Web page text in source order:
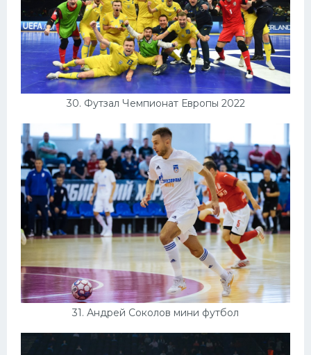
30. Футзал Чемпионат Европы 2022
31. Андрей Соколов мини футбол